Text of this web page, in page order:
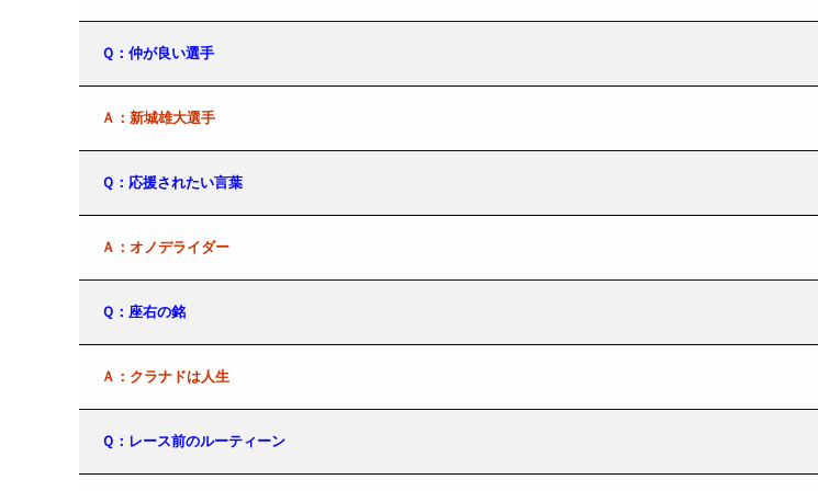
Ｑ：仲が良い選手
Ａ：新城雄大選手
Ｑ：応援されたい言葉
Ａ：オノデライダー
Ｑ：座右の銘
Ａ：クラナドは人生
Ｑ：レース前のルーティーン